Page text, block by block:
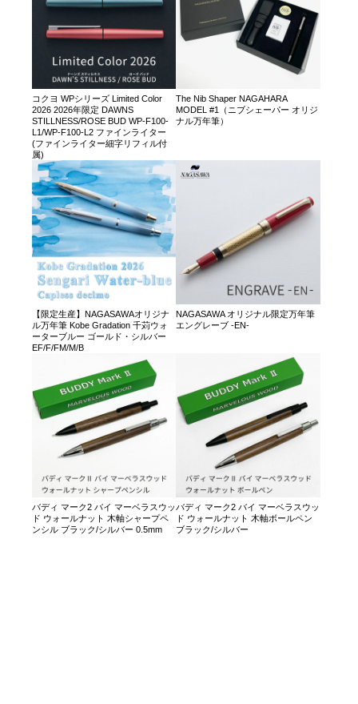
コクヨ WPシリーズ Limited Color
2026 2026年限定 DAWNS
STILLNESS/ROSE BUD WP-F100-
L1/WP-F100-L2 ファインライター
(ファインライター細字リフィル付
属)
The Nib Shaper NAGAHARA
MODEL #1（ニブシェーパー オリジ
ナル万年筆）
【限定生産】NAGASAWAオリジナ
ル万年筆 Kobe Gradation 千苅ウォ
ーターブルー ゴールド・シルバー
EF/F/FM/M/B
NAGASAWA オリジナル限定万年筆
エングレーブ -EN-
バディ マーク2 バイ マーベラスウッ
ド ウォールナット 木軸シャープペ
ンシル ブラック/シルバー 0.5mm
バディ マーク2 バイ マーベラスウッ
ド ウォールナット 木軸ボールペン
ブラック/シルバー